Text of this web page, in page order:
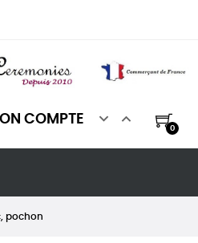
COMPTE  
0
pochon